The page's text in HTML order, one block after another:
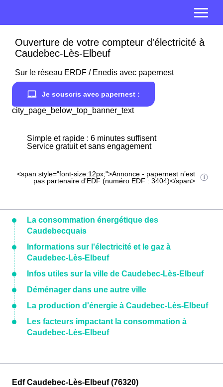
Ouverture de votre compteur d'électricité à
Caudebec-Lès-Elbeuf
Sur le réseau ERDF / Enedis avec papernest
Je souscris avec papernest :
city_page_below_top_banner_text
Simple et rapide : 6 minutes suffisent
Service gratuit et sans engagement
<span style="font-size:12px;">Annonce - papernest n’est
pas partenaire d’EDF (numéro EDF : 3404)</span>
La consommation énergétique des
Caudebecquais
Informations sur l'électricité et le gaz à
Caudebec-Lès-Elbeuf
Infos utiles sur la ville de Caudebec-Lès-Elbeuf
Déménager dans une autre ville
La production d'énergie à Caudebec-Lès-Elbeuf
Les facteurs impactant la consommation à
Caudebec-Lès-Elbeuf
Edf Caudebec-Lès-Elbeuf (76320)